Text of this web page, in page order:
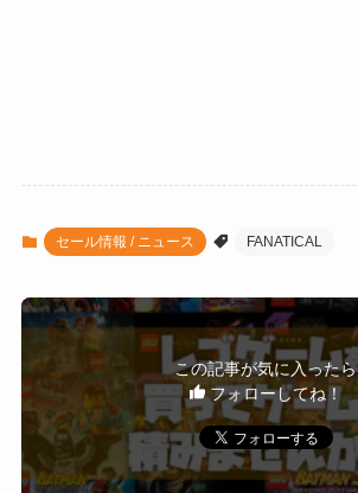
セール情報 / ニュース FANATICAL
この記事が気に入ったら
フォローしてね！